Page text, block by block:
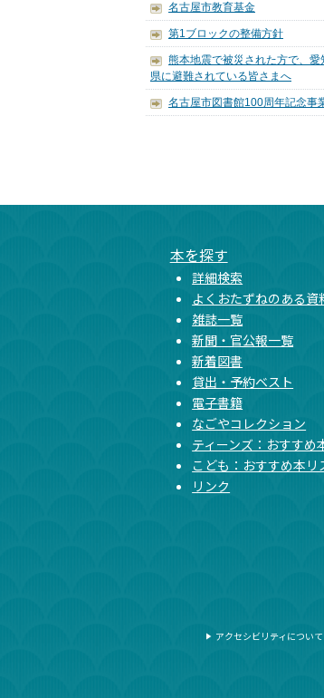
名古屋市教育基金
第1ブロックの整備方針
熊本地震で被災された方で、愛
県に避難されている皆さまへ
名古屋市図書館100周年記念事
本を探す
詳細検索
よくおたずねのある資
雑誌一覧
新聞・官公報一覧
新着図書
貸出・予約ベスト
電子書籍
なごやコレクション
ティーンズ：おすすめ
こども：おすすめ本リ
リンク
アクセシビリティについて